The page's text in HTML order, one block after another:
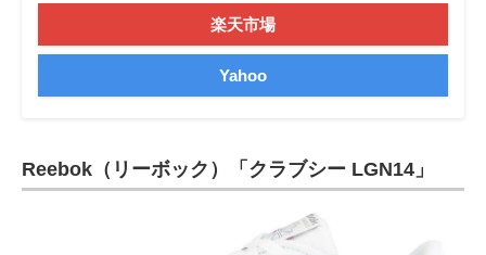
楽天市場
Yahoo
Reebok（リーボック）「クラブシー LGN14」